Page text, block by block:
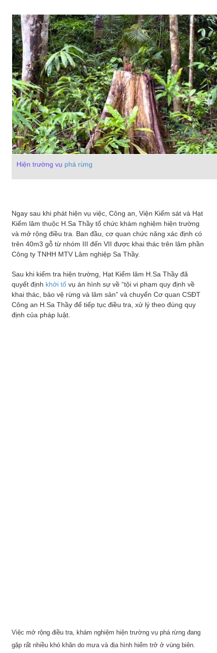
Hiện trường vụ phá rừng
Ngay sau khi phát hiện vụ việc, Công an, Viện Kiểm sát và Hạt
Kiểm lâm thuộc H.Sa Thầy tổ chức khám nghiệm hiện trường
và mở rộng điều tra. Ban đầu, cơ quan chức năng xác định có
trên 40m3 gỗ từ nhóm III đến VII được khai thác trên lâm phần
Công ty TNHH MTV Lâm nghiệp Sa Thầy.
Sau khi kiểm tra hiện trường, Hạt Kiểm lâm H.Sa Thầy đã
quyết định khởi tố vụ án hình sự về “tội vi phạm quy định về
khai thác, bảo vệ rừng và lâm sản” và chuyển Cơ quan CSĐT
Công an H.Sa Thầy để tiếp tục điều tra, xử lý theo đúng quy
định của pháp luật.
Việc mở rộng điều tra, khám nghiệm hiện trường vụ phá rừng đang
gặp rất nhiều khó khăn do mưa và địa hình hiểm trở ở vùng biên.